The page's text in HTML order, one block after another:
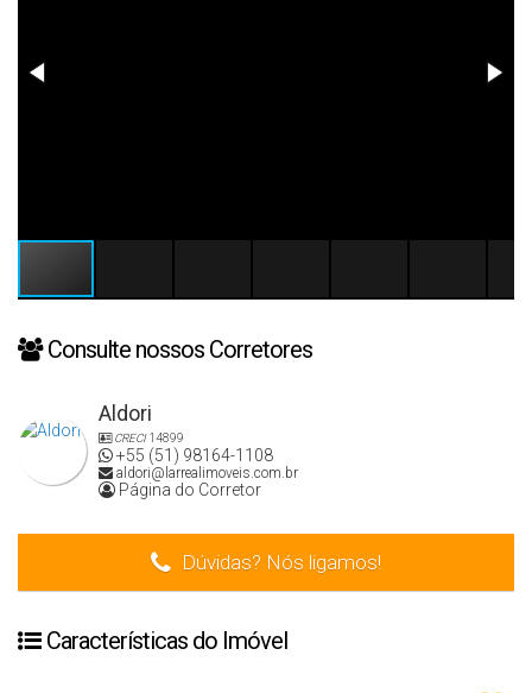
Consulte nossos Corretores
Aldori
CRECI14899
+55 (51) 98164-1108
aldori@larrealimoveis.com.br
Página do Corretor
Dúvidas? Nós ligamos!
Características do Imóvel